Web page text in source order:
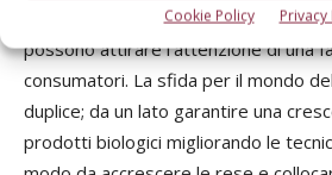
Cookie Policy Privacy
emissioni e sul minor utilizzo di acqua
possono attirare l’attenzione di una
consumatori. La sfida per il mondo
duplice; da un lato garantire una
prodotti biologici migliorando le